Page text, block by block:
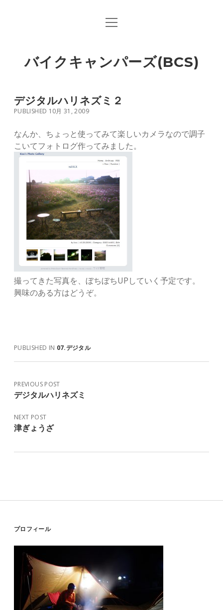
open
バイクキャンパーズ(BCS)
デジタルハリネズミ２
PUBLISHED 10月 31, 2009
なんか、ちょっと使ってみて楽しいカメラなので調子
こいてフォトログ作ってみました。
撮ってきた写真を、ぼちぼちUPしていく予定です。
興味のある方はどうぞ。
PUBLISHED IN 07.デジタル
PREVIOUS POST
デジタルハリネズミ
NEXT POST
津ぎょうざ
Sidebar
プロフィール